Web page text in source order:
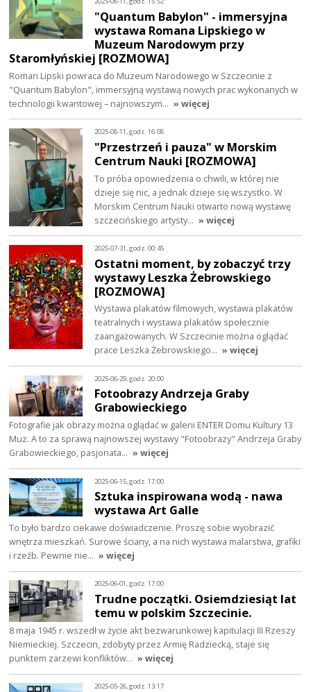
"Quantum Babylon" - immersyjna
wystawa Romana Lipskiego w
Muzeum Narodowym przy
Staromłyńskiej [ROZMOWA]
Roman Lipski powraca do Muzeum Narodowego w Szczecinie z
"Quantum Babylon", immersyjną wystawą nowych prac wykonanych w
technologii kwantowej – najnowszym… » więcej
2025-08-11, godz. 16:08
"Przestrzeń i pauza" w Morskim
Centrum Nauki [ROZMOWA]
To próba opowiedzenia o chwili, w której nie
dzieje się nic, a jednak dzieje się wszystko. W
Morskim Centrum Nauki otwarto nową wystawę
szczecińskiego artysty… » więcej
2025-07-31, godz. 00:45
Ostatni moment, by zobaczyć trzy
wystawy Leszka Żebrowskiego
[ROZMOWA]
Wystawa plakatów filmowych, wystawa plakatów
teatralnych i wystawa plakatów społecznie
zaangażowanych. W Szczecinie można oglądać
prace Leszka Żebrowskiego… » więcej
2025-06-29, godz. 20:00
Fotoobrazy Andrzeja Graby
Grabowieckiego
Fotografie jak obrazy można oglądać w galerii ENTER Domu Kultury 13
Muz. A to za sprawą najnowszej wystawy "Fotoobrazy" Andrzeja Graby
Grabowieckiego, pasjonata… » więcej
2025-06-15, godz. 17:00
Sztuka inspirowana wodą - nawa
wystawa Art Galle
To było bardzo ciekawe doświadczenie. Proszę sobie wyobrazić
wnętrza mieszkań. Surowe ściany, a na nich wystawa malarstwa, grafiki
i rzeźb. Pewnie nie… » więcej
2025-06-01, godz. 17:00
Trudne początki. Osiemdziesiąt lat
temu w polskim Szczecinie.
8 maja 1945 r. wszedł w życie akt bezwarunkowej kapitulacji III Rzeszy
Niemieckiej. Szczecin, zdobyty przez Armię Radziecką, staje się
punktem zarzewi konfliktów… » więcej
2025-05-26, godz. 13:17